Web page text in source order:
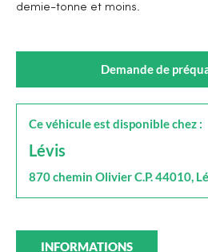
demie-tonne et moins.
Demande de
Ce véhicule est disponible chez :
Lévis
870 chemin Olivier C.P. 44010,
INFORMATIONS